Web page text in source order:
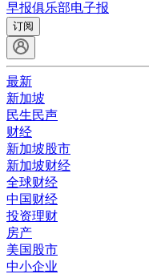
早报俱乐部电子报
订阅
最新
新加坡
民生民声
财经
新加坡股市
新加坡财经
全球财经
中国财经
投资理财
房产
美国股市
中小企业